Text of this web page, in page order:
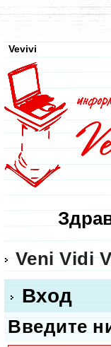
Vevivi
Veni Vidi
Вход
Введите